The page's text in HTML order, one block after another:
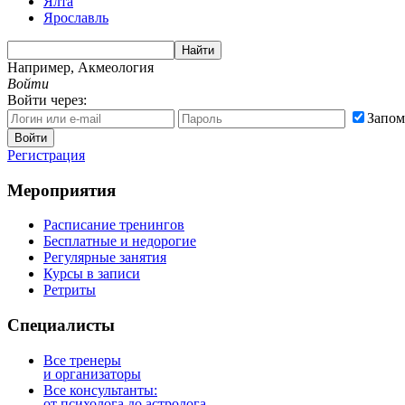
Ярославль
Найти
Например, Акмеология
Войти
Войти через:
Войти
Регистрация
Мероприятия
Расписание тренингов
Бесплатные и недорогие
Регулярные занятия
Курсы в записи
Ретриты
Специалисты
Все тренеры
и организаторы
Все консультанты: